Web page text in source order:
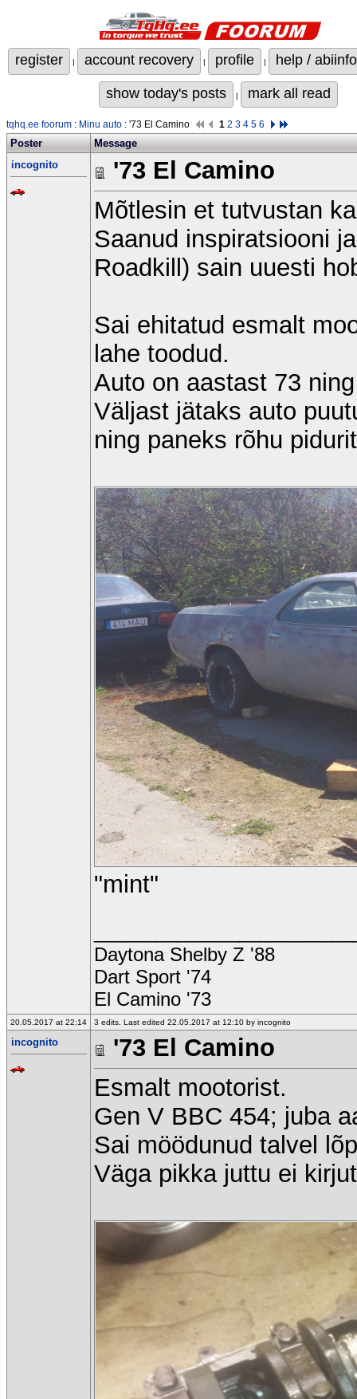
register | account recovery | profile | help / abiinfo
show today's posts | mark all read
tqhq.ee foorum : Minu auto : '73 El Camino 1 2 3 4 5 6
Poster
Message
incognito
'73 El Camino
Mõtlesin et tutvustan
Saanud inspiratsiooni
Roadkill) sain uuesti
Sai ehitatud esmalt
lahe toodud.
Auto on aastast 73
Väljast jätaks auto
ning paneks rõhu
"mint"
Daytona Shelby Z '88
Dart Sport '74
El Camino '73
20.05.2017 at 22:14 3 edits. Last edited 22.05.2017 at 12:10 by incognito
incognito
'73 El Camino
Esmalt mootorist.
Gen V BBC 454; juba
Sai möödunud talvel
Väga pikka juttu ei